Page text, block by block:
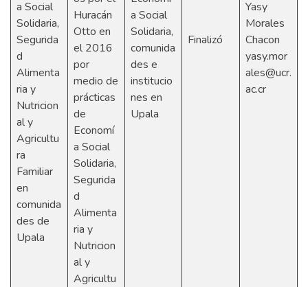
a Social
Solidaria,
Segurida
d
Alimenta
ria y
Nutricion
al y
Agricultu
ra
Familiar
en
comunida
des de
Upala
Huracán
Otto en
el 2016
por
medio de
prácticas
de
Economí
a Social
Solidaria,
Segurida
d
Alimenta
ria y
Nutricion
al y
Agricultu
a Social
Solidaria,
comunida
des e
institucio
nes en
Upala
Finalizó
Yasy
Morales
Chacon
yasy.mor
ales@ucr.
ac.cr